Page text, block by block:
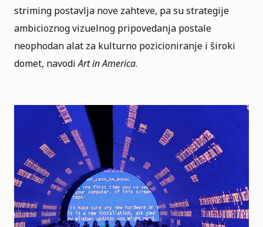
striming postavlja nove zahteve, pa su strategije
ambicioznog vizuelnog pripovedanja postale
neophodan alat za kulturno pozicioniranje i široki
domet, navodiArt in America.